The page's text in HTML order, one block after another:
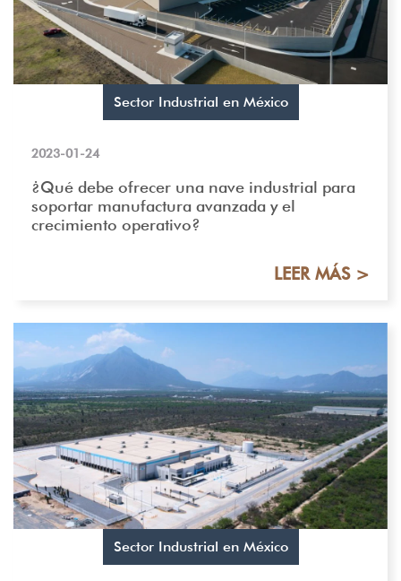
Sector Industrial en México
2023-01-24
¿Qué debe ofrecer una nave industrial para
soportar manufactura avanzada y el
crecimiento operativo?
LEER MÁS >
Sector Industrial en México